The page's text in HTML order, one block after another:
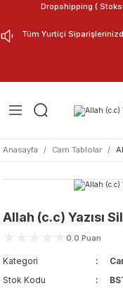
Dropshipping (
Tüm Yurtiçi
Anasayfa Cam Tablolar
Allah (c.c) Yazısı
0.0 Puan
Kategori
Stok Kodu